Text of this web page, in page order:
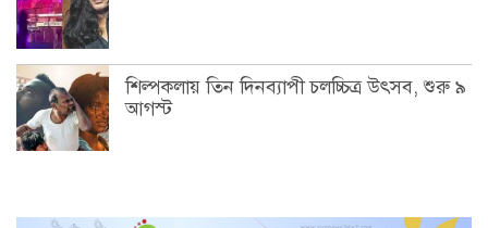
শিল্পকলায় তিন দিনব্যাপী চলচ্চিত্র উৎসব, শুরু ৯
আগস্ট